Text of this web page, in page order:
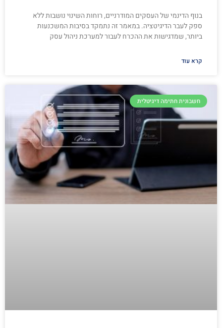
בנוף הדינמי של העסקים המודרניים, רוחות השינוי נושבות ללא
ספק לעבר הדיגיטציה. במאמר זה נתמקד בסיבות המשכנעות
ביותר, שמדגישות את ההכרח לעבור למערכת ניהול עסק
קרא עוד
חשבונית חתימה דיגיטלית